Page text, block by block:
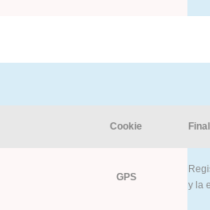
Cookie
GPS
y la